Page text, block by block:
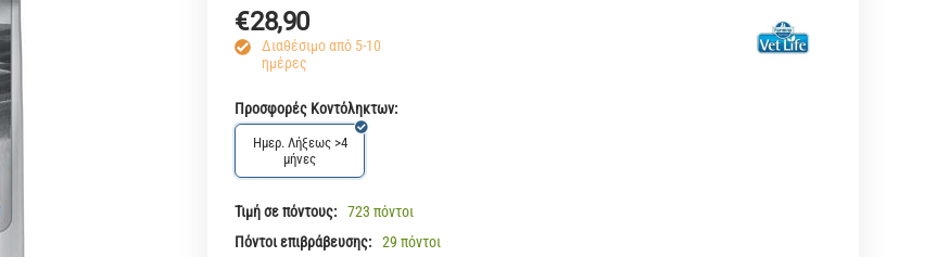
€28,90
Διαθέσιμο από 5-10
ημέρες
Προσφορές Κοντόληκτων:
Ημερ. Λήξεως >4
μήνες
Τιμή σε πόντους:
723 πόντοι
Πόντοι επιβράβευσης:
29 πόντοι